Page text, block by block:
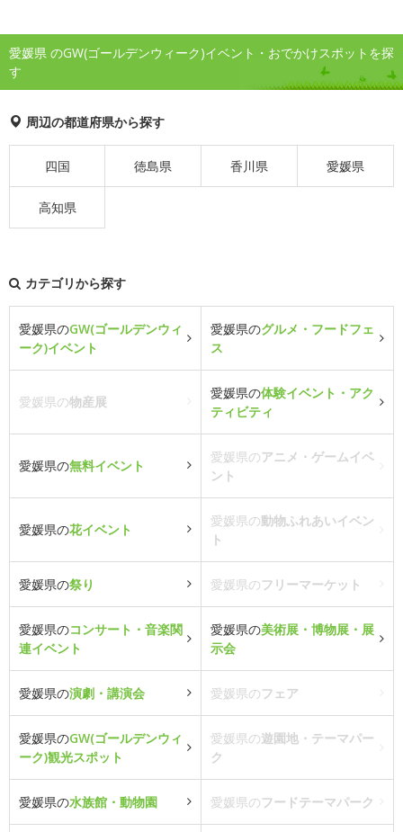
愛媛県 のGW(ゴールデンウィーク)イベント・おでかけスポットを探
す
周辺の都道府県から探す
四国 徳島県 香川県 愛媛県
高知県
カテゴリから探す
愛媛県のGW(ゴールデンウィ
ーク)イベント
愛媛県のグルメ・フードフェ
ス
愛媛県の物産展
愛媛県の体験イベント・アク
ティビティ
愛媛県の無料イベント
愛媛県のアニメ・ゲームイベ
ント
愛媛県の花イベント
愛媛県の動物ふれあいイベン
ト
愛媛県の祭り 愛媛県のフリーマーケット
愛媛県のコンサート・音楽関
連イベント
愛媛県の美術展・博物展・展
示会
愛媛県の演劇・講演会 愛媛県のフェア
愛媛県のGW(ゴールデンウィ
ーク)観光スポット
愛媛県の遊園地・テーマパー
ク
愛媛県の水族館・動物園 愛媛県のフードテーマパーク